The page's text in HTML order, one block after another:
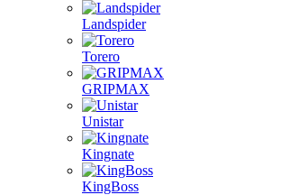
Landspider
Torero
GRIPMAX
Unistar
Kingnate
KingBoss